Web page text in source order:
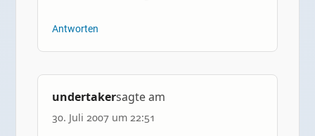
Antworten
undertakersagte am
30. Juli 2007 um 22:51